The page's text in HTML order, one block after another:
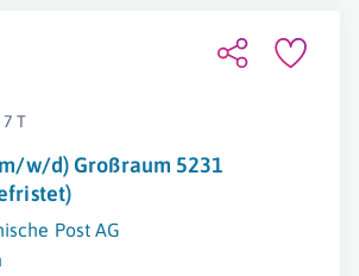
T
w/d) Großraum 5231
Post AG